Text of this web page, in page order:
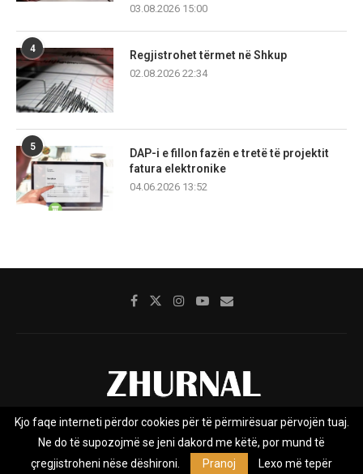
03.08.2026 15:00
4
Regjistrohet tërmet në Shkup
02.08.2026 22:34
5
DAP-i e fillon fazën e tretë të projektit
fatura elektronike
04.06.2026 13:52
Rreth nesh Impresumi Marketing
Privacy Policy
Kjo faqe interneti përdor cookies për të përmirësuar përvojën tuaj.
Ne do të supozojmë se jeni dakord me këtë, por mund të
çregjistroheni nëse dëshironi.
Pranoj Lexo më tepër